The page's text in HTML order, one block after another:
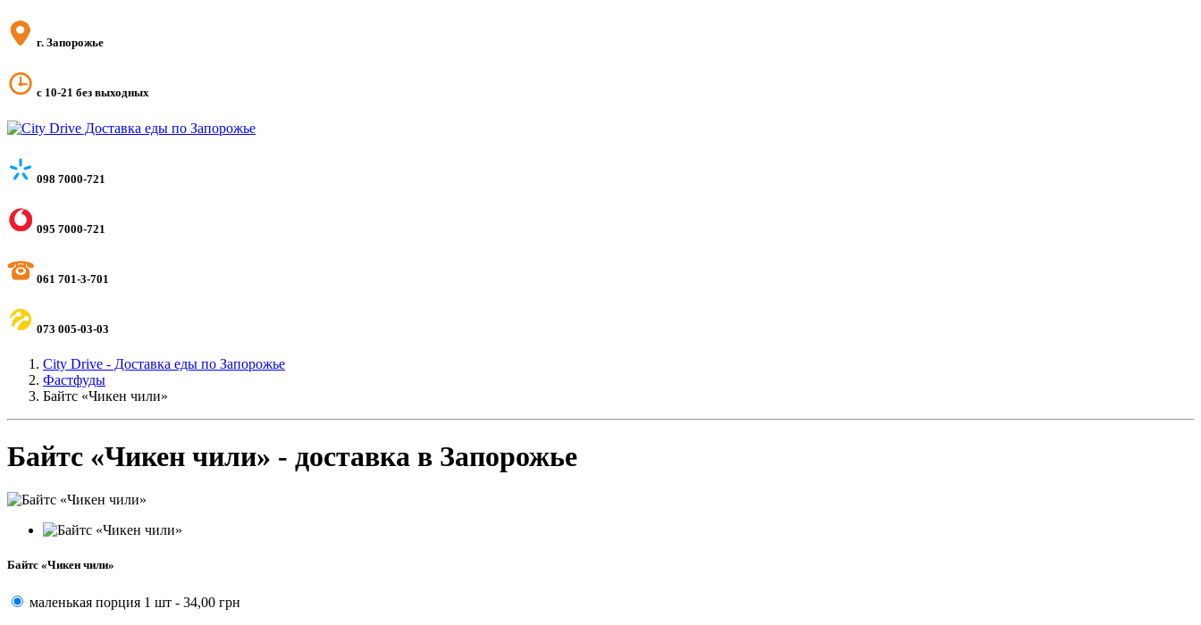
г. Запорожье
с 10-21 без выходных
098 7000-721
095 7000-721
061 701-3-701
073 005-03-03
City Drive - Доставка еды по Запорожье
Фастфуды
Байтс «Чикен чили»
Байтс «Чикен чили» - доставка в Запорожье
Байтс «Чикен чили»
маленькая порция 1 шт - 34,00 грн